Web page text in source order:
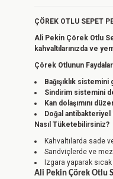
ÇÖREK OTLU SEPET
Ali Pekin Çörek Otlu
kahvaltılarınızda ve
Çörek Otlunun
Bağışıklık
Sindirim sistemini
Kan dolaşımını
Doğal
Nasıl Tüketebilirsiniz?
Kahvaltılarda sade
Sandviçlerde ve
Izgara yaparak
Ali Pekin Çörek Otlu